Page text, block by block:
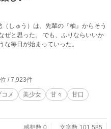
しゅう）は、先輩の『柚』からそう
ぜと思った。 でも、ふりならいいか
な毎日が始まっていった。
位 / 7,923件
コメ 美少女 甘々
甘口
感想数 0
文字数 101,585